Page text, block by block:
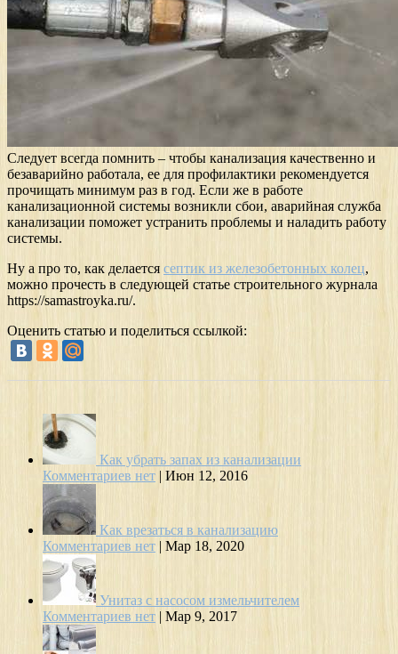
Следует всегда помнить – чтобы канализация качественно и
безаварийно работала, ее для профилактики рекомендуется
прочищать минимум раз в год. Если же в работе
канализационной системы возникли сбои, аварийная служба
канализации поможет устранить проблемы и наладить работу
системы.
Ну а про то, как делается септик из железобетонных колец,
можно прочесть в следующей статье строительного журнала
https://samastroyka.ru/.
Оценить статью и поделиться ссылкой:
Как убрать запах из канализации
Комментариев нет | Июн 12, 2016
Как врезаться в канализацию
Комментариев нет | Мар 18, 2020
Унитаз с насосом измельчителем
Комментариев нет | Мар 9, 2017